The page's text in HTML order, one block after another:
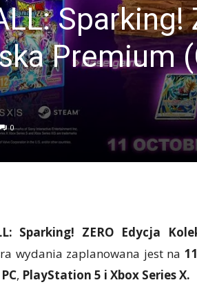
Sparking!
Premium
0
Sparking! ZERO Edycja
wydania zaplanowana jest na
PC, PlayStation 5 i Xbox Series X.